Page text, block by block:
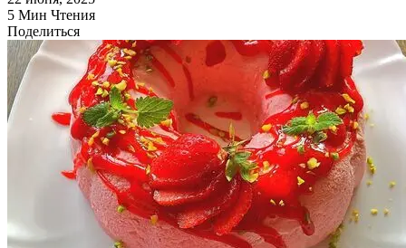
5 Мин Чтения
Поделиться